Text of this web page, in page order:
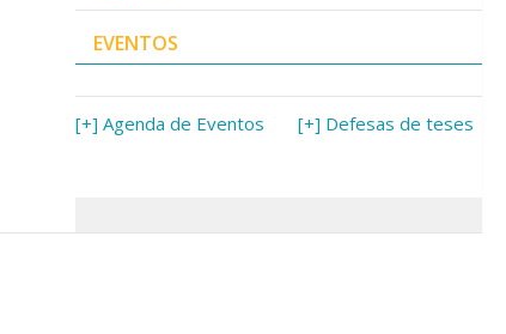
EVENTOS
[+] Agenda de Eventos [+] Defesas de teses